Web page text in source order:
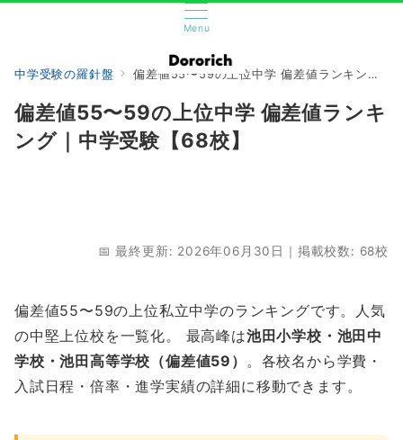
Menu
中学受験の羅針盤 偏差値55〜59の上位中学 偏差値ランキング｜中学受験【68校】
偏差値55〜59の上位中学 偏差値ランキ
ング｜中学受験【68校】
📅 最終更新: 2026年06月30日｜掲載校数: 68校
偏差値55〜59の上位私立中学のランキングです。人気
の中堅上位校を一覧化。 最高峰は池田小学校・池田中
学校・池田高等学校（偏差値59） 。各校名から学費・
入試日程・倍率・進学実績の詳細に移動できます。